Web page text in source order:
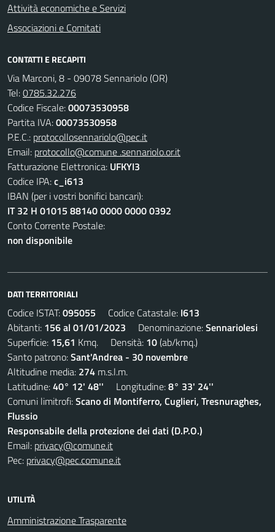
Attività economiche e Servizi
Associazioni e Comitati
CONTATTI E RECAPITI
Via Marconi, 8 - 09078 Sennariolo (OR)
Tel:0785.32.276
Codice Fiscale:00073530958
Partita IVA:00073530958
P.E.C.: protocollosennariolo@pec.it
Email: protocollo@comune .sennariolo.or.it
Fatturazione Elettronica: UFKYI3
Codice IPA:c_i613
IBAN (per i vostri bonifici bancari):
IT 32 H 01015 88140 0000 0000 0392
Conto Corrente Postale:
non disponibile
DATI TERRITORIALI
Codice ISTAT:095055 Codice Catastale: I613
Abitanti: 156 al 01/01/2023 Denominazione:Sennariolesi
Superficie: 15,61 Kmq. Densità: 10(ab/kmq.)
Santo patrono:Sant'Andrea - 30 novembre
Altitudine media: 274 m.s.l.m.
Latitudine:40° 12' 48'' Longitudine:8° 33' 24''
Comuni limitrofi:Scano di Montiferro, Cuglieri, Tresnuraghes,
Flussio
Responsabile della protezione dei dati (D.P.O.)
Email: privacy@comune.it
Pec: privacy@pec.comune.it
UTILITÀ
Amministrazione Trasparente